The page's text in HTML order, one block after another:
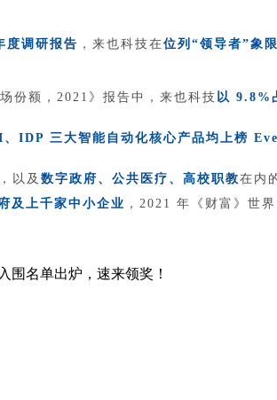
度调研报告 ，来也科技在位列“领导者”象限
份额，2021》报告中，来也科技 以 9.8%
IDP 三大智能自动化核心产品均上榜
以及 数字政府、公共医疗、高校职教在内
及上千家中小企业 ，2021 年《财富》世
围名单出炉，速来领奖！